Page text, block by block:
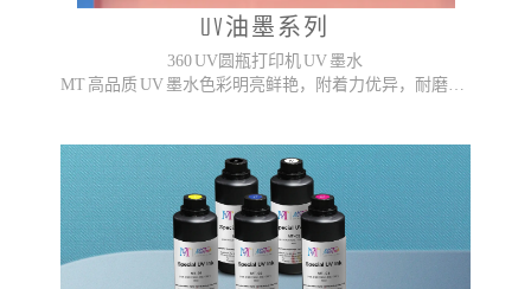
UV油墨系列
360 UV圆瓶打印机 UV 墨水